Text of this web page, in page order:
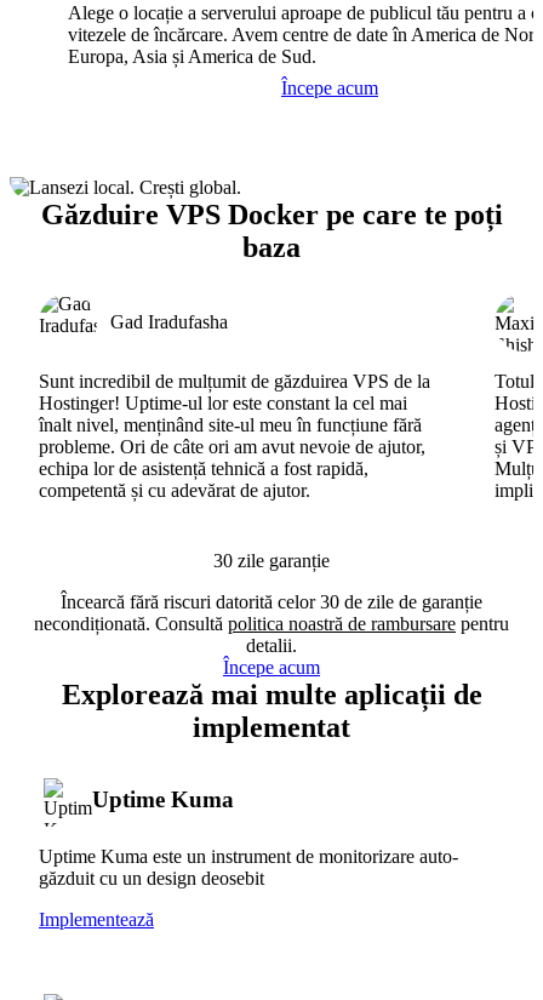
Alege o locație a serverului aproape de publicul tău pentru a
vitezele de încărcare. Avem centre de date în America de
Europa, Asia și America de Sud.
Începe acum
Găzduire VPS Docker pe care te poți
baza
Gad Iradufasha
Sunt incredibil de mulțumit de găzduirea VPS de la
Hostinger! Uptime-ul lor este constant la cel mai
înalt nivel, menținând site-ul meu în funcțiune fără
probleme. Ori de câte ori am avut nevoie de ajutor,
echipa lor de asistență tehnică a fost rapidă,
competentă și cu adevărat de ajutor.
Totul
și
30 zile garanție
Încearcă fără riscuri datorită celor 30 de zile de garanție
necondiționată. Consultă politica noastră de rambursare pentru
detalii.
Începe acum
Explorează mai multe aplicații de
implementat
Uptime Kuma
Uptime Kuma este un instrument de monitorizare auto-
găzduit cu un design deosebit
Implementează